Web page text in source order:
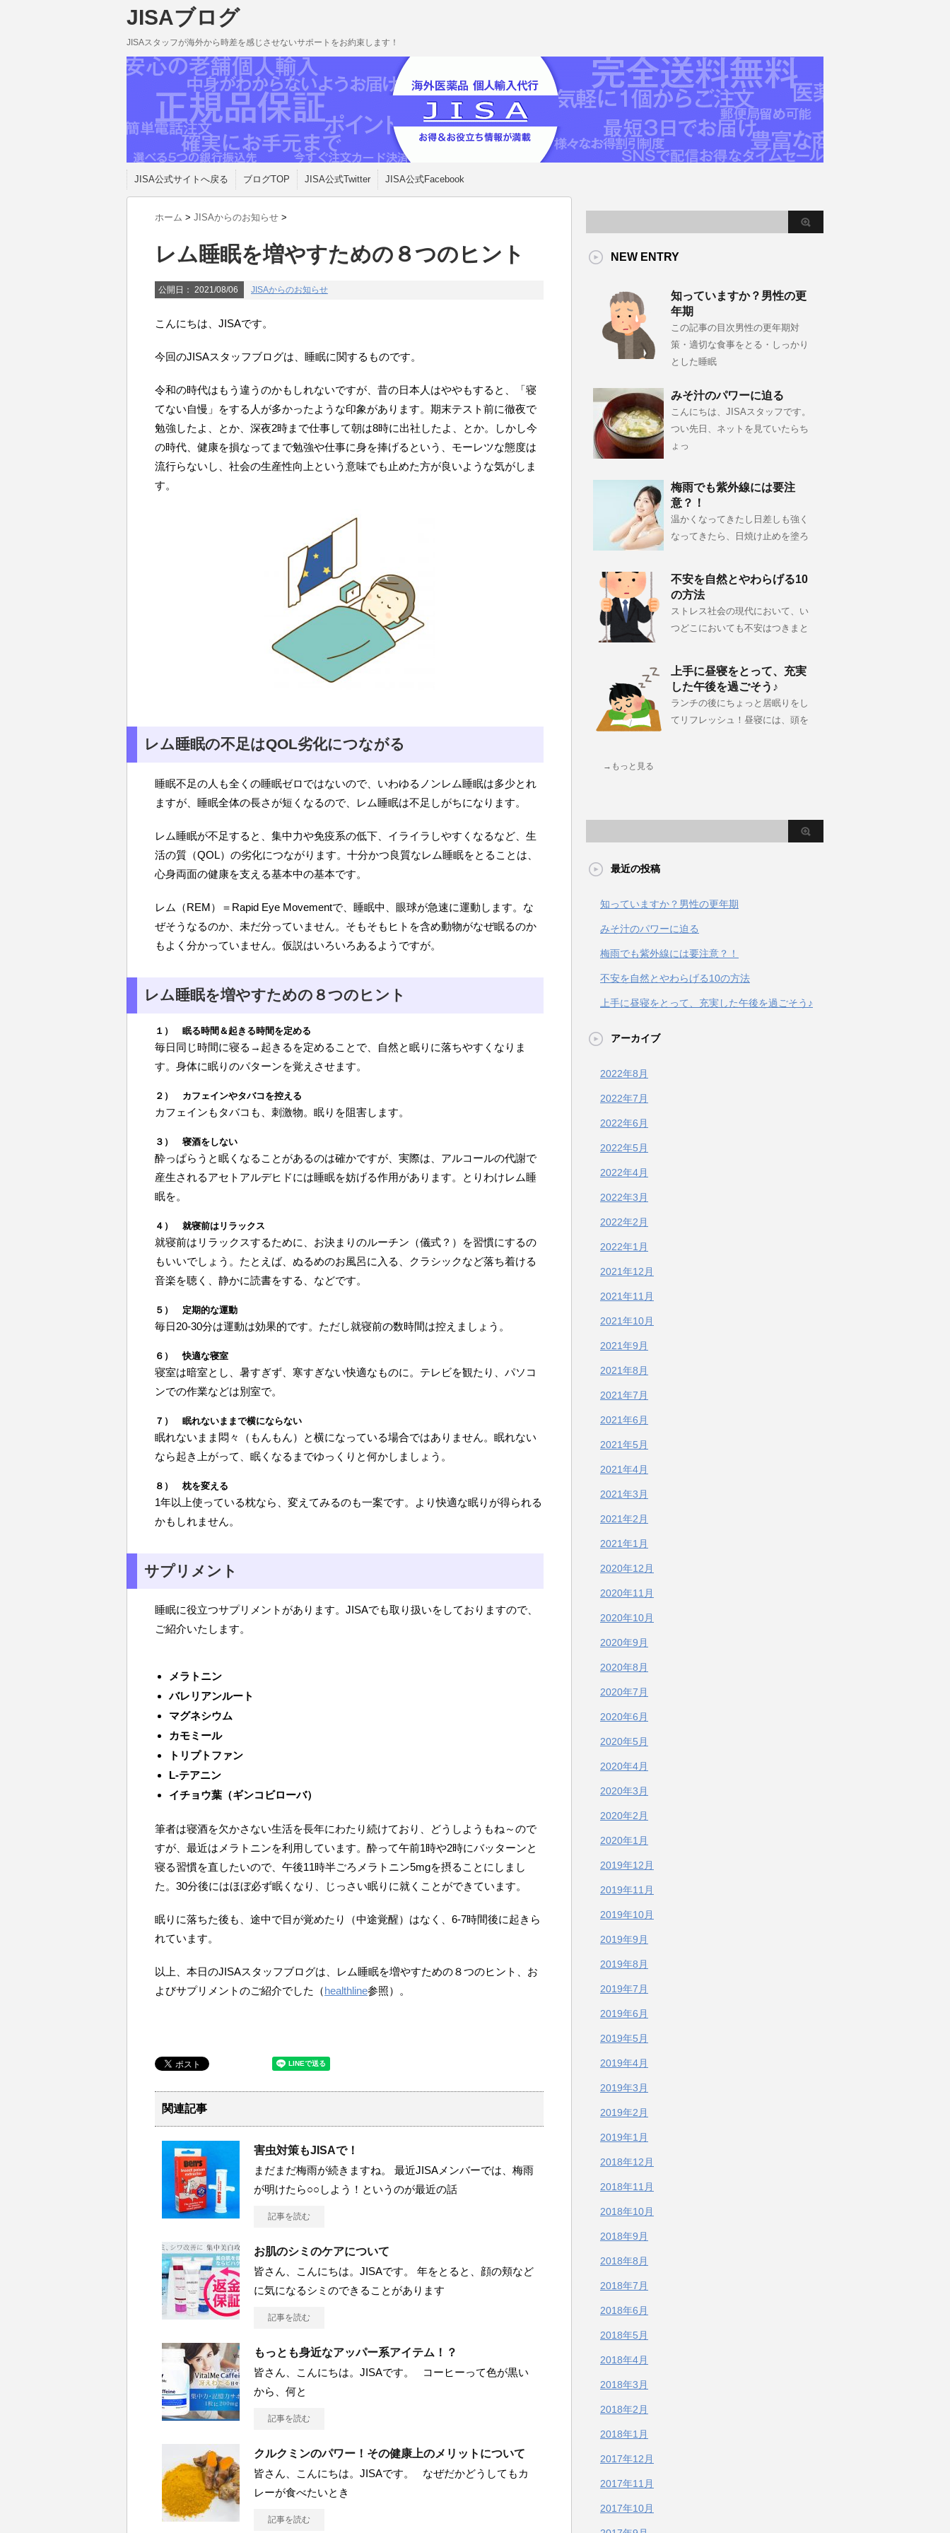
JISAブログ
JISAスタッフが海外から時差を感じさせないサポートをお約束します！
JISA公式サイトへ戻る ブログTOP JISA公式Twitter JISA公式Facebook
ホーム > JISAからのお知らせ >
レム睡眠を増やすための８つのヒント
公開日： 2021/08/06 JISAからのお知らせ
こんにちは、JISAです。
今回のJISAスタッフブログは、睡眠に関するものです。
令和の時代はもう違うのかもしれないですが、昔の日本人はややもすると、「寝
てない自慢」をする人が多かったような印象があります。期末テスト前に徹夜で
勉強したよ、とか、深夜2時まで仕事して朝は8時に出社したよ、とか。しかし今
の時代、健康を損なってまで勉強や仕事に身を捧げるという、モーレツな態度は
流行らないし、社会の生産性向上という意味でも止めた方が良いような気がしま
す。
レム睡眠の不足はQOL劣化につながる
睡眠不足の人も全くの睡眠ゼロではないので、いわゆるノンレム睡眠は多少とれ
ますが、睡眠全体の長さが短くなるので、レム睡眠は不足しがちになります。
レム睡眠が不足すると、集中力や免疫系の低下、イライラしやすくなるなど、生
活の質（QOL）の劣化につながります。十分かつ良質なレム睡眠をとることは、
心身両面の健康を支える基本中の基本です。
レム（REM）＝Rapid Eye Movementで、睡眠中、眼球が急速に運動します。な
ぜそうなるのか、未だ分っていません。そもそもヒトを含め動物がなぜ眠るのか
もよく分かっていません。仮説はいろいろあるようですが。
レム睡眠を増やすための８つのヒント
１） 眠る時間＆起きる時間を定める
毎日同じ時間に寝る→起きるを定めることで、自然と眠りに落ちやすくなりま
す。身体に眠りのパターンを覚えさせます。
２） カフェインやタバコを控える
カフェインもタバコも、刺激物。眠りを阻害します。
３） 寝酒をしない
酔っぱらうと眠くなることがあるのは確かですが、実際は、アルコールの代謝で
産生されるアセトアルデヒドには睡眠を妨げる作用があります。とりわけレム睡
眠を。
４） 就寝前はリラックス
就寝前はリラックスするために、お決まりのルーチン（儀式？）を習慣にするの
もいいでしょう。たとえば、ぬるめのお風呂に入る、クラシックなど落ち着ける
音楽を聴く、静かに読書をする、などです。
５） 定期的な運動
毎日20-30分は運動は効果的です。ただし就寝前の数時間は控えましょう。
６） 快適な寝室
寝室は暗室とし、暑すぎず、寒すぎない快適なものに。テレビを観たり、パソコ
ンでの作業などは別室で。
７） 眠れないままで横にならない
眠れないまま悶々（もんもん）と横になっている場合ではありません。眠れない
なら起き上がって、眠くなるまでゆっくりと何かしましょう。
８） 枕を変える
1年以上使っている枕なら、変えてみるのも一案です。より快適な眠りが得られる
かもしれません。
サプリメント
睡眠に役立つサプリメントがあります。JISAでも取り扱いをしておりますので、
ご紹介いたします。
メラトニン
バレリアンルート
マグネシウム
カモミール
トリプトファン
L-テアニン
イチョウ葉（ギンコビローバ）
筆者は寝酒を欠かさない生活を長年にわたり続けており、どうしようもね～ので
すが、最近はメラトニンを利用しています。酔って午前1時や2時にバッターンと
寝る習慣を直したいので、午後11時半ごろメラトニン5mgを摂ることにしまし
た。30分後にはほぼ必ず眠くなり、じっさい眠りに就くことができています。
眠りに落ちた後も、途中で目が覚めたり（中途覚醒）はなく、6-7時間後に起きら
れています。
以上、本日のJISAスタッフブログは、レム睡眠を増やすための８つのヒント、お
よびサプリメントのご紹介でした（healthline参照）。
関連記事
害虫対策もJISAで！
まだまだ梅雨が続きますね。 最近JISAメンバーでは、梅雨
が明けたら○○しよう！というのが最近の話
記事を読む
お肌のシミのケアについて
皆さん、こんにちは。JISAです。 年をとると、顔の頬など
に気になるシミのできることがあります
記事を読む
もっとも身近なアッパー系アイテム！？
皆さん、こんにちは。JISAです。 コーヒーって色が黒い
から、何と
記事を読む
クルクミンのパワー！その健康上のメリットについて
皆さん、こんにちは。JISAです。 なぜだかどうしてもカ
レーが食べたいとき
記事を読む
NEW ENTRY
知っていますか？男性の更
年期
この記事の目次男性の更年期対
策・適切な食事をとる・しっかり
とした睡眠
みそ汁のパワーに迫る
こんにちは、JISAスタッフです。
つい先日、ネットを見ていたらち
ょっ
梅雨でも紫外線には要注
意？！
温かくなってきたし日差しも強く
なってきたら、日焼け止めを塗ろ
不安を自然とやわらげる10
の方法
ストレス社会の現代において、い
つどこにおいても不安はつきまと
上手に昼寝をとって、充実
した午後を過ごそう♪
ランチの後にちょっと居眠りをし
てリフレッシュ！昼寝には、頭を
→もっと見る
最近の投稿
知っていますか？男性の更年期
みそ汁のパワーに迫る
梅雨でも紫外線には要注意？！
不安を自然とやわらげる10の方法
上手に昼寝をとって、充実した午後を過ごそう♪
アーカイブ
2022年8月
2022年7月
2022年6月
2022年5月
2022年4月
2022年3月
2022年2月
2022年1月
2021年12月
2021年11月
2021年10月
2021年9月
2021年8月
2021年7月
2021年6月
2021年5月
2021年4月
2021年3月
2021年2月
2021年1月
2020年12月
2020年11月
2020年10月
2020年9月
2020年8月
2020年7月
2020年6月
2020年5月
2020年4月
2020年3月
2020年2月
2020年1月
2019年12月
2019年11月
2019年10月
2019年9月
2019年8月
2019年7月
2019年6月
2019年5月
2019年4月
2019年3月
2019年2月
2019年1月
2018年12月
2018年11月
2018年10月
2018年9月
2018年8月
2018年7月
2018年6月
2018年5月
2018年4月
2018年3月
2018年2月
2018年1月
2017年12月
2017年11月
2017年10月